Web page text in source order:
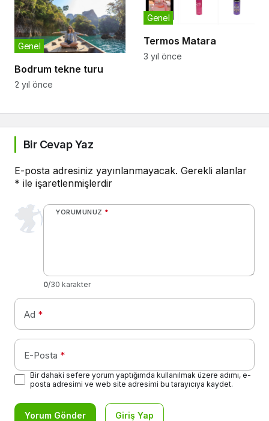
Bodrum tekne turu
Genel
2 yıl önce
Termos Matara
Genel
3 yıl önce
Bir Cevap Yaz
E-posta adresiniz yayınlanmayacak. Gerekli alanlar
* ile işaretlenmişlerdir
YORUMUNUZ *
0/30 karakter
Ad *
E-Posta *
Bir dahaki sefere yorum yaptığımda kullanılmak üzere adımı, e-
posta adresimi ve web site adresimi bu tarayıcıya kaydet.
Yorum Gönder Giriş Yap